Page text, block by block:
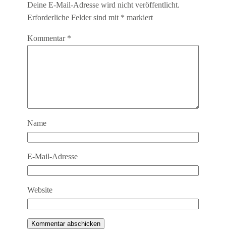
Deine E-Mail-Adresse wird nicht veröffentlicht.
Erforderliche Felder sind mit * markiert
Kommentar *
Name
E-Mail-Adresse
Website